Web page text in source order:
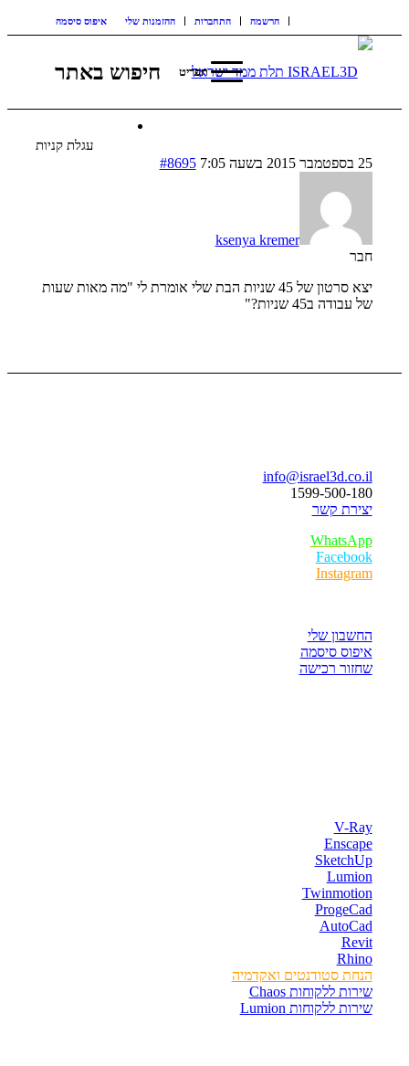
הרשמה התחברות ההזמנות שלי איפוס סיסמה
חיפוש באתר תפריט
עגלת קניות
25 בספטמבר 2015 בשעה 7:05 #8695
ksenya kremer
חבר
יצא סרטון של 45 שניות הבת שלי אומרת לי "מה מאות שעות
של עבודה ב45 שניות?"
info@israel3d.co.il
1599-500-180
יצירת קשר
WhatsApp
Facebook
Instagram
החשבון שלי
איפוס סיסמה
שחזור רכישה
V-Ray
Enscape
SketchUp
Lumion
Twinmotion
ProgeCad
AutoCad
Revit
Rhino
הנחת סטודנטים ואקדמיה
שירות ללקוחות Chaos
שירות ללקוחות Lumion